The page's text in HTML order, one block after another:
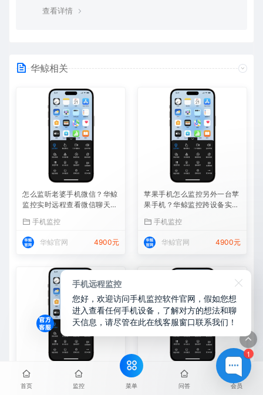
查看详情
华鲸相关
怎么监听老婆手机微信？华鲸
监控实时远程查看微信聊天记
手机监控
华鲸官网 4900元
苹果手机怎么监控另外一台苹
果手机？华鲸监控跨设备实时
手机监控
华鲸官网 4900元
苹果手机同屏监控软件——华
鲸让远程查看iPhone屏幕成
怎么监控老婆的苹果手机
首页 监控 菜单 问答 会员
1
手机远程监控
您好，欢迎访问手机监控软件官网，假如您想
进入查看任何手机设备，了解对方的想法和聊
天信息，请尽管在此在线客服窗口联系我们！